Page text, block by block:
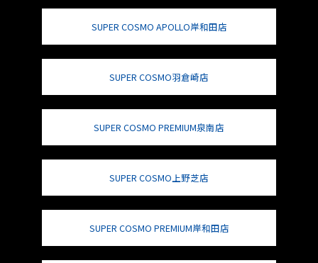
SUPER COSMO APOLLO岸和田店
SUPER COSMO羽倉崎店
SUPER COSMO PREMIUM泉南店
SUPER COSMO上野芝店
SUPER COSMO PREMIUM岸和田店